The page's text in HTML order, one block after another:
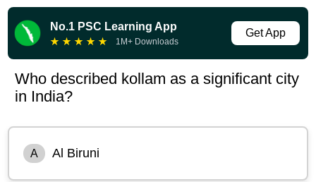
No.1 PSC Learning App
★ ★ ★ ★ ★ 1M+ Downloads
Get App
Who described kollam as a significant city
in India?
A Al Biruni